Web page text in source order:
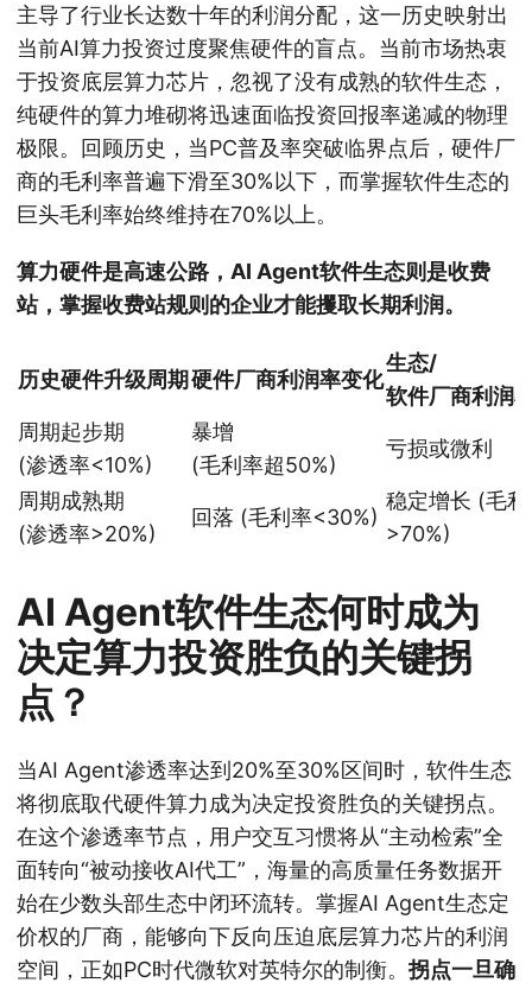
主导了行业长达数十年的利润分配，这一历史映射出
当前AI算力投资过度聚焦硬件的盲点。当前市场热衷
于投资底层算力芯片，忽视了没有成熟的软件生态，
纯硬件的算力堆砌将迅速面临投资回报率递减的物理
极限。回顾历史，当PC普及率突破临界点后，硬件厂
商的毛利率普遍下滑至30%以下，而掌握软件生态的
巨头毛利率始终维持在70%以上。
算力硬件是高速公路，AI Agent软件生态则是收费
站，掌握收费站规则的企业才能攫取长期利润。
历史硬件升级周期硬件厂商利润率变化
生态/
软件厂商利润
周期起步期
(渗透率<10%)
暴增
(毛利率超50%)
亏损或微利
周期成熟期
(渗透率>20%)
回落 (毛利率<30%)
稳定增长 (毛
>70%)
AI Agent软件生态何时成为
决定算力投资胜负的关键拐
点？
当AI Agent渗透率达到20%至30%区间时，软件生态
将彻底取代硬件算力成为决定投资胜负的关键拐点。
在这个渗透率节点，用户交互习惯将从“主动检索”全
面转向“被动接收AI代工”，海量的高质量任务数据开
始在少数头部生态中闭环流转。掌握AI Agent生态定
价权的厂商，能够向下反向压迫底层算力芯片的利润
空间，正如PC时代微软对英特尔的制衡。拐点一旦确